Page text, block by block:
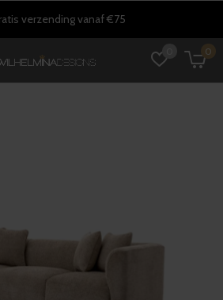
0
vanaf €75